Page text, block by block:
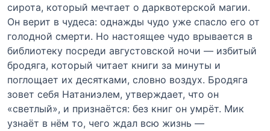
сирота, который мечтает о дарквотерской магии.
Он верит в чудеса: однажды чудо уже спасло его от
голодной смерти. Но настоящее чудо врывается в
библиотеку посреди августовской ночи — избитый
бродяга, который читает книги за минуты и
поглощает их десятками, словно воздух. Бродяга
зовет себя Натаниэлем, утверждает, что он
«светлый», и признаётся: без книг он умрёт. Мик
узнаёт в нём то, чего ждал всю жизнь —